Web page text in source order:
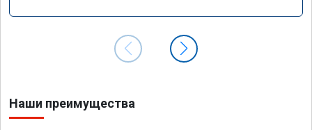
Наши преимущества